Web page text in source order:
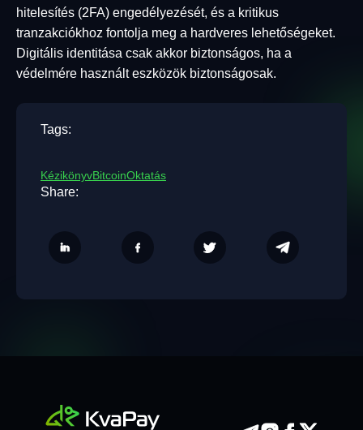
hitelesítés (2FA) engedélyezését, és a kritikus
tranzakciókhoz fontolja meg a hardveres lehetőségeket.
Digitális identitása csak akkor biztonságos, ha a
védelmére használt eszközök biztonságosak.
Tags:
KézikönyvBitcoinOktatás
Share: